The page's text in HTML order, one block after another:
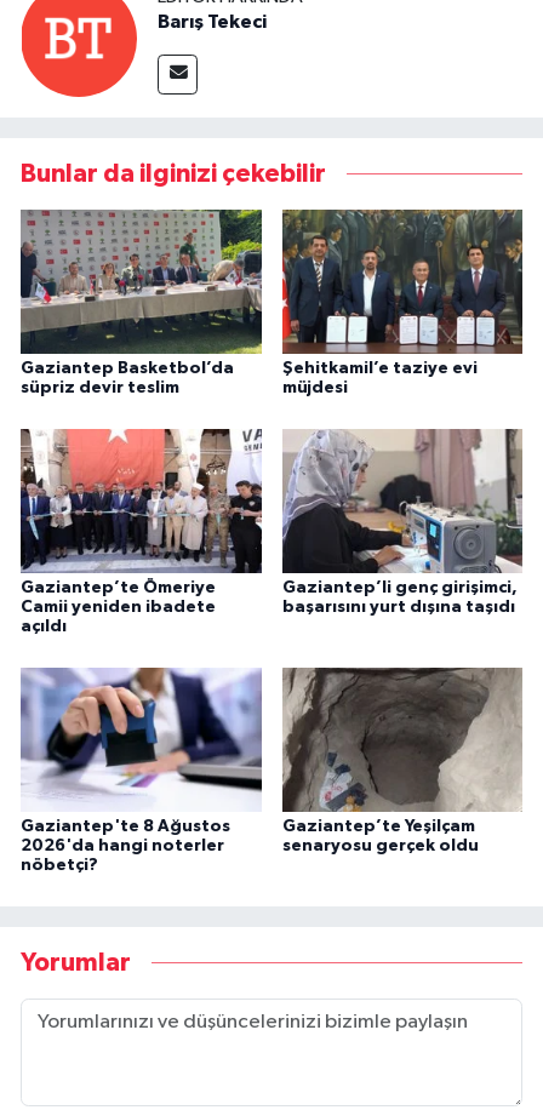
Barış Tekeci
Bunlar da ilginizi çekebilir
Gaziantep Basketbol’da
süpriz devir teslim
Şehitkamil’e taziye evi
müjdesi
Gaziantep’te Ömeriye
Camii yeniden ibadete
açıldı
Gaziantep’li genç girişimci,
başarısını yurt dışına taşıdı
Gaziantep'te 8 Ağustos
2026'da hangi noterler
nöbetçi?
Gaziantep’te Yeşilçam
senaryosu gerçek oldu
Yorumlar